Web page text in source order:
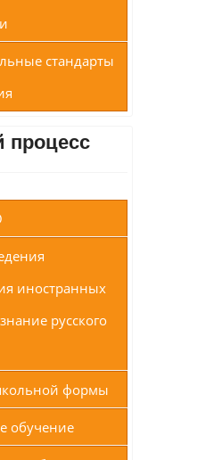
стандарты
процесс
иностранных
русского
формы
обучение